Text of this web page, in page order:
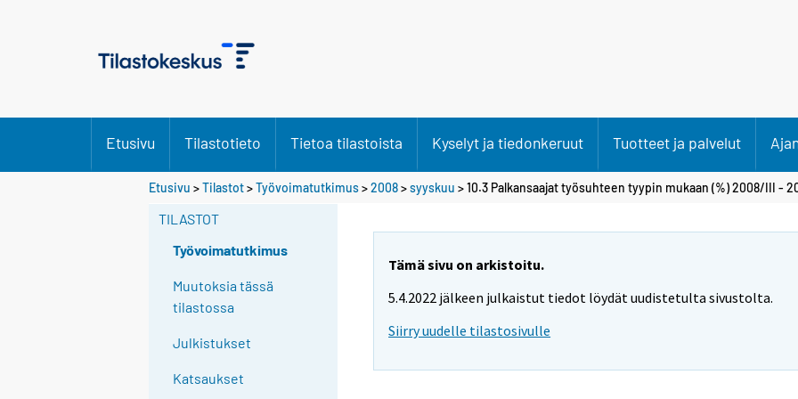
Etusivu Tilastotieto Tietoa tilastoista Kyselyt ja tiedonkeruut Tuotteet ja palvelut
Etusivu >Tilastot>Työvoimatutkimus>2008>syyskuu > 10.3 Palkansaajat työsuhteen tyypin mukaan (%) 2008/III -
TILASTOT
Työvoimatutkimus
Muutoksia tässä
tilastossa
Julkistukset
Katsaukset
Tämä sivu on arkistoitu.
5.4.2022 jälkeen julkaistut tiedot löydät uudistetulta sivustolta.
Siirry uudelle tilastosivulle